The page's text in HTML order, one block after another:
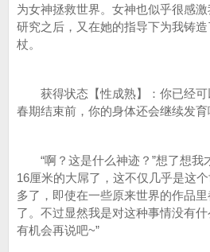
为女神拯救世界。女神也似乎很感
研究之后，又在她的指导下为我铸
杖。
获得状态【性成熟】：你已经可
春期结束前，你的身体还会继续发育
“啊？这是什么神迹？”想了想我
16厘米的大屌了，这不仅几乎是这
多了，即使在一些原来世界的作品
了。不过显然我是对这种事情没有什
有机会再说吧~”